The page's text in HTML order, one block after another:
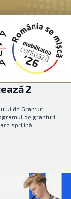
2
de Granturi
de granturi
sprijină…